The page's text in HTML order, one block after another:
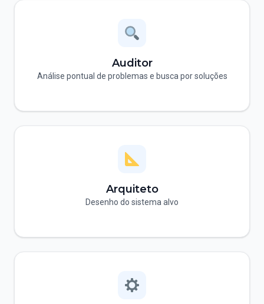
Auditor
Análise pontual de problemas e busca por soluções
Arquiteto
Desenho do sistema alvo